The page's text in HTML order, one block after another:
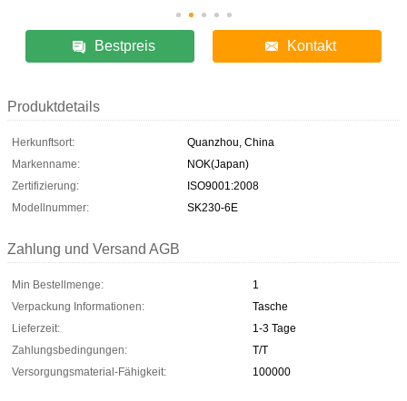
Bestpreis Kontakt
Produktdetails
Herkunftsort:
Quanzhou, China
Markenname:
NOK(Japan)
Zertifizierung:
ISO9001:2008
Modellnummer:
SK230-6E
Zahlung und Versand AGB
Min Bestellmenge:
1
Verpackung Informationen:
Tasche
Lieferzeit:
1-3 Tage
Zahlungsbedingungen:
T/T
Versorgungsmaterial-Fähigkeit:
100000